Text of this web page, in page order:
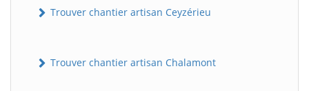
Trouver chantier artisan Ceyzérieu
Trouver chantier artisan Chalamont